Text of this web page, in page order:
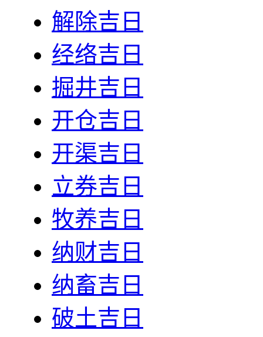
解除吉日
经络吉日
掘井吉日
开仓吉日
开渠吉日
立券吉日
牧养吉日
纳财吉日
纳畜吉日
破土吉日